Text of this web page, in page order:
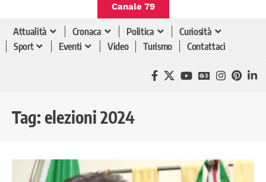
Canale 79
Attualità Cronaca Politica
Curiosità
Sport
Eventi Video Turismo Contattaci
Tag: elezioni 2024